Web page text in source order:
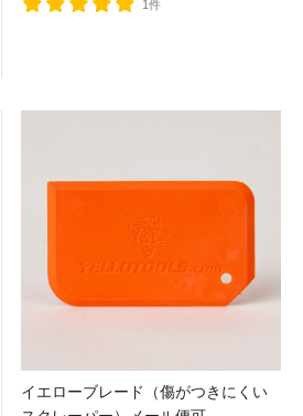
1件
イエローブレード（傷がつきにくい